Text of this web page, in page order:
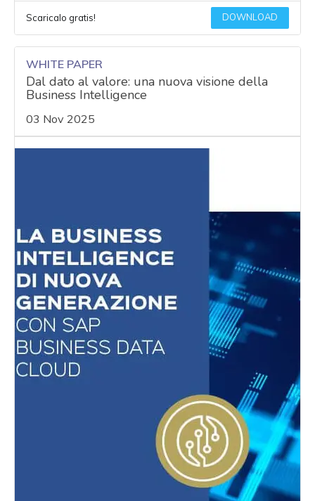
Scaricalo gratis! DOWNLOAD
WHITE PAPER
Dal dato al valore: una nuova visione della
Business Intelligence
03 Nov 2025